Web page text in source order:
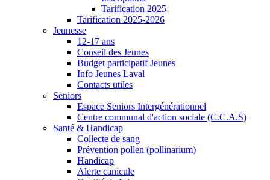
Tarification 2025
Tarification 2025-2026
Jeunesse
12-17 ans
Conseil des Jeunes
Budget participatif Jeunes
Info Jeunes Laval
Contacts utiles
Seniors
Espace Seniors Intergénérationnel
Centre communal d'action sociale (C.C.A.S)
Santé & Handicap
Collecte de sang
Prévention pollen (pollinarium)
Handicap
Alerte canicule